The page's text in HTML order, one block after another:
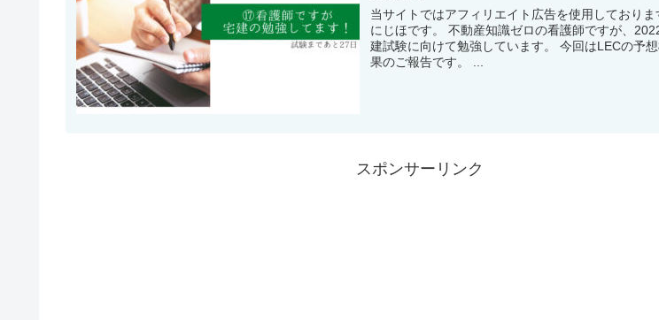
当サイトではアフィリエイト広告を使用しておりま
にじほです。 不動産知識ゼロの看護師ですが、
建試験に向けて勉強しています。 今回はLECの予
果のご報告です。 ...
スポンサーリンク